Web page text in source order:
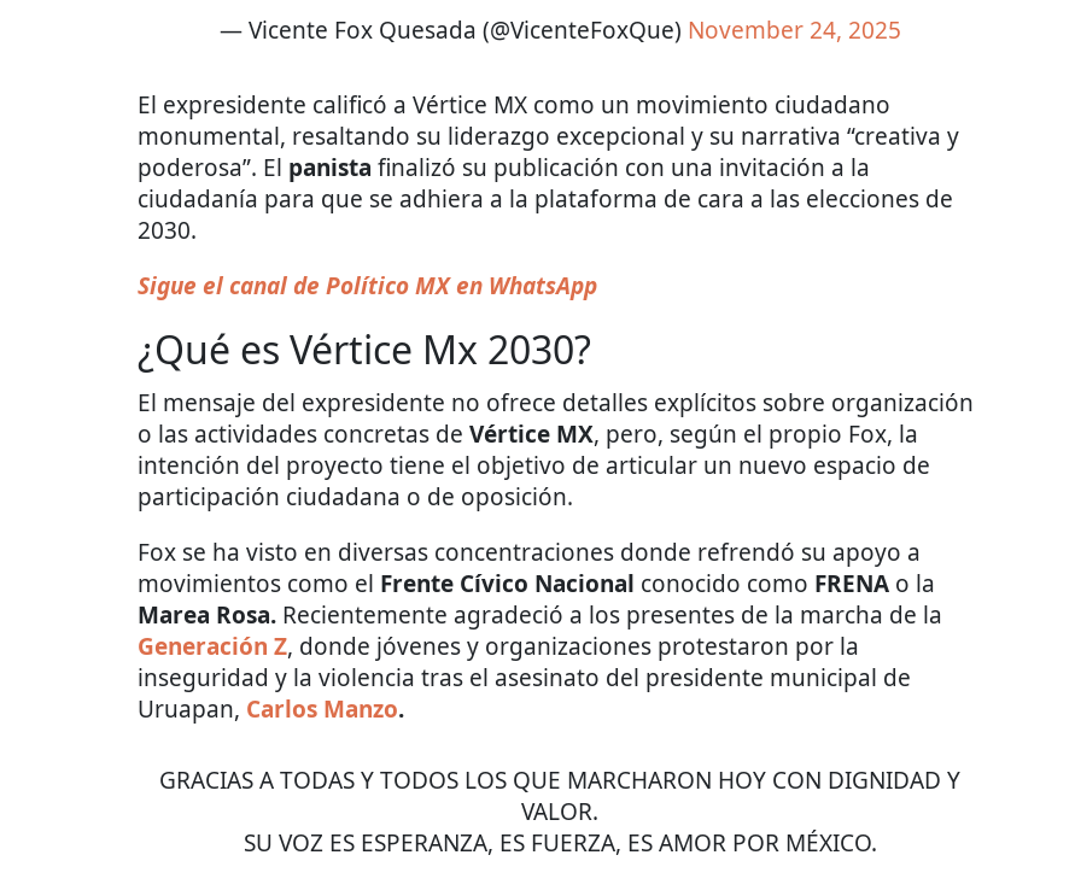
— Vicente Fox Quesada (@VicenteFoxQue) November 24, 2025
El expresidente calificó a Vértice MX como un movimiento ciudadano
monumental, resaltando su liderazgo excepcional y su narrativa “creativa y
poderosa”. El panista finalizó su publicación con una invitación a la
ciudadanía para que se adhiera a la plataforma de cara a las elecciones de
2030.
Sigue el canal de Político MX en WhatsApp
¿Qué es Vértice Mx 2030?
El mensaje del expresidente no ofrece detalles explícitos sobre organización
o las actividades concretas de Vértice MX, pero, según el propio Fox, la
intención del proyecto tiene el objetivo de articular un nuevo espacio de
participación ciudadana o de oposición.
Fox se ha visto en diversas concentraciones donde refrendó su apoyo a
movimientos como el Frente Cívico Nacional conocido como FRENA o la
Marea Rosa. Recientemente agradeció a los presentes de la marcha de la
Generación Z, donde jóvenes y organizaciones protestaron por la
inseguridad y la violencia tras el asesinato del presidente municipal de
Uruapan, Carlos Manzo.
GRACIAS A TODAS Y TODOS LOS QUE MARCHARON HOY CON DIGNIDAD Y
VALOR.
SU VOZ ES ESPERANZA, ES FUERZA, ES AMOR POR MÉXICO.